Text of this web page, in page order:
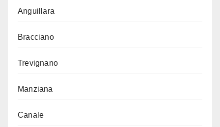
Anguillara
Bracciano
Trevignano
Manziana
Canale